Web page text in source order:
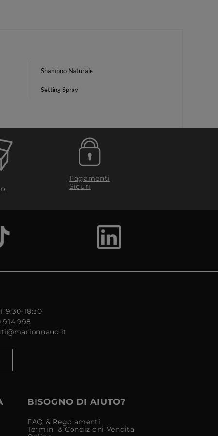
Shampoo Naturale
Setting Spray
Pagamenti
Sicuri
9:30-18:30
BISOGNO DI AIUTO?
FAQ & Regolamenti
Termini & Condizioni Vendita